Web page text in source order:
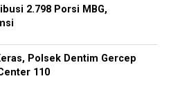
2.798 Porsi MBG,
Polsek Dentim Gercep
110